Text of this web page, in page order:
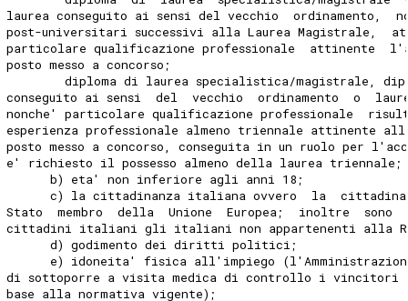
laurea conseguito ai sensi del vecchio  ordinamento,
post-universitari successivi alla Laurea Magistrale,
particolare qualificazione professionale  attinente
posto messo a concorso;
diploma di laurea specialistica/magistrale,
conseguito ai sensi  del  vecchio  ordinamento  o
nonche' particolare qualificazione professionale
esperienza professionale almeno triennale attinente
posto messo a concorso, conseguita in un ruolo per
e' richiesto il possesso almeno della laurea
      b) eta' non inferiore agli anni 18;
c) la cittadinanza italiana ovvero  la
Stato  membro  della  Unione  Europea;  inoltre  sono
cittadini italiani gli italiani non appartenenti alla
      d) godimento dei diritti politici;
e) idoneita' fisica all'impiego
di sottoporre a visita medica di controllo i vincitori
base alla normativa vigente);